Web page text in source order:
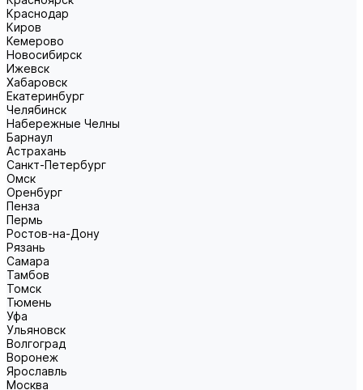
Краснодар
Киров
Кемерово
Новосибирск
Ижевск
Хабаровск
Екатеринбург
Челябинск
Набережные Челны
Барнаул
Астрахань
Санкт-Петербург
Омск
Оренбург
Пенза
Пермь
Ростов-на-Дону
Рязань
Самара
Тамбов
Томск
Тюмень
Уфа
Ульяновск
Волгоград
Воронеж
Ярославль
Москва